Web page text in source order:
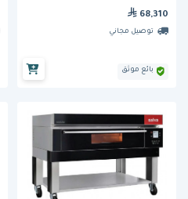
68,310
توصيل مجاني
بائع موثق